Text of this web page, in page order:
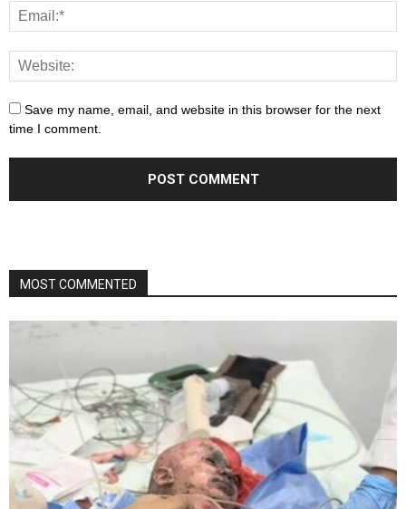
Save my name, email, and website in this browser for the next
time I comment.
MOST COMMENTED